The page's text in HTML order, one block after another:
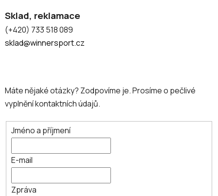
Sklad, reklamace
(+420) 733 518 089
sklad@winnersport.cz
Máte nějaké otázky? Zodpovíme je. Prosíme o pečlivé
vyplnění kontaktních údajů.
Jméno a příjmení
E-mail
Zpráva